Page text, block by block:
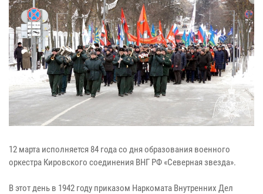
12 марта исполняется 84 года со дня образования военного
оркестра Кировского соединения ВНГ РФ «Северная звезда».
В этот день в 1942 году приказом Наркомата Внутренних Дел